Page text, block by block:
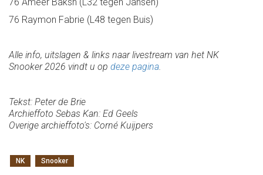
76 Raymon Fabrie (L48 tegen Buis)
Alle info, uitslagen & links naar livestream van het NK
Snooker 2026 vindt u op deze pagina.
Tekst: Peter de Brie
Archieffoto Sebas Kan: Ed Geels
Overige archieffoto's: Corné Kuijpers
NK Snooker